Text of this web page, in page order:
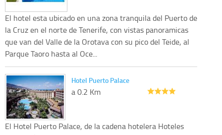
El hotel esta ubicado en una zona tranquila del Puerto de
la Cruz en el norte de Tenerife, con vistas panoramicas
que van del Valle de la Orotava con su pico del Teide, al
Parque Taoro hasta al Oce...
Hotel Puerto Palace
a 0.2 Km
El Hotel Puerto Palace, de la cadena hotelera Hoteles